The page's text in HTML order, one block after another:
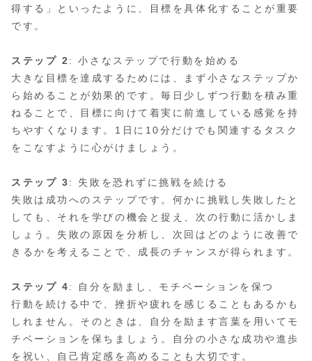
得する」といったように、目標を具体化することが重要
です。
ステップ 2 : 小さなステップで行動を始める
大きな目標を達成するためには、まず小さなステップか
ら始めることが効果的です。毎日少しずつ行動を積み重
ねることで、目標に向けて着実に前進している感覚を持
ちやすくなります。1日に10分だけでも関連するタスク
をこなすように心がけましょう。
ステップ 3: 失敗を恐れずに挑戦を続ける
失敗は成功へのステップです。何かに挑戦し失敗したと
しても、それを学びの機会と捉え、次の行動に活かしま
しょう。失敗の原因を分析し、次回はどのように改善で
きるかを考えることで、成長のチャンスが得られます。
ステップ 4: 自分を励まし、モチベーションを保つ
行動を続ける中で、挫折や疲れを感じることもあるかも
しれません。そのときは、自分を励ます言葉を用いてモ
チベーションを保ちましょう。自分の小さな成功や進歩
を祝い、自己肯定感を高めることも大切です。